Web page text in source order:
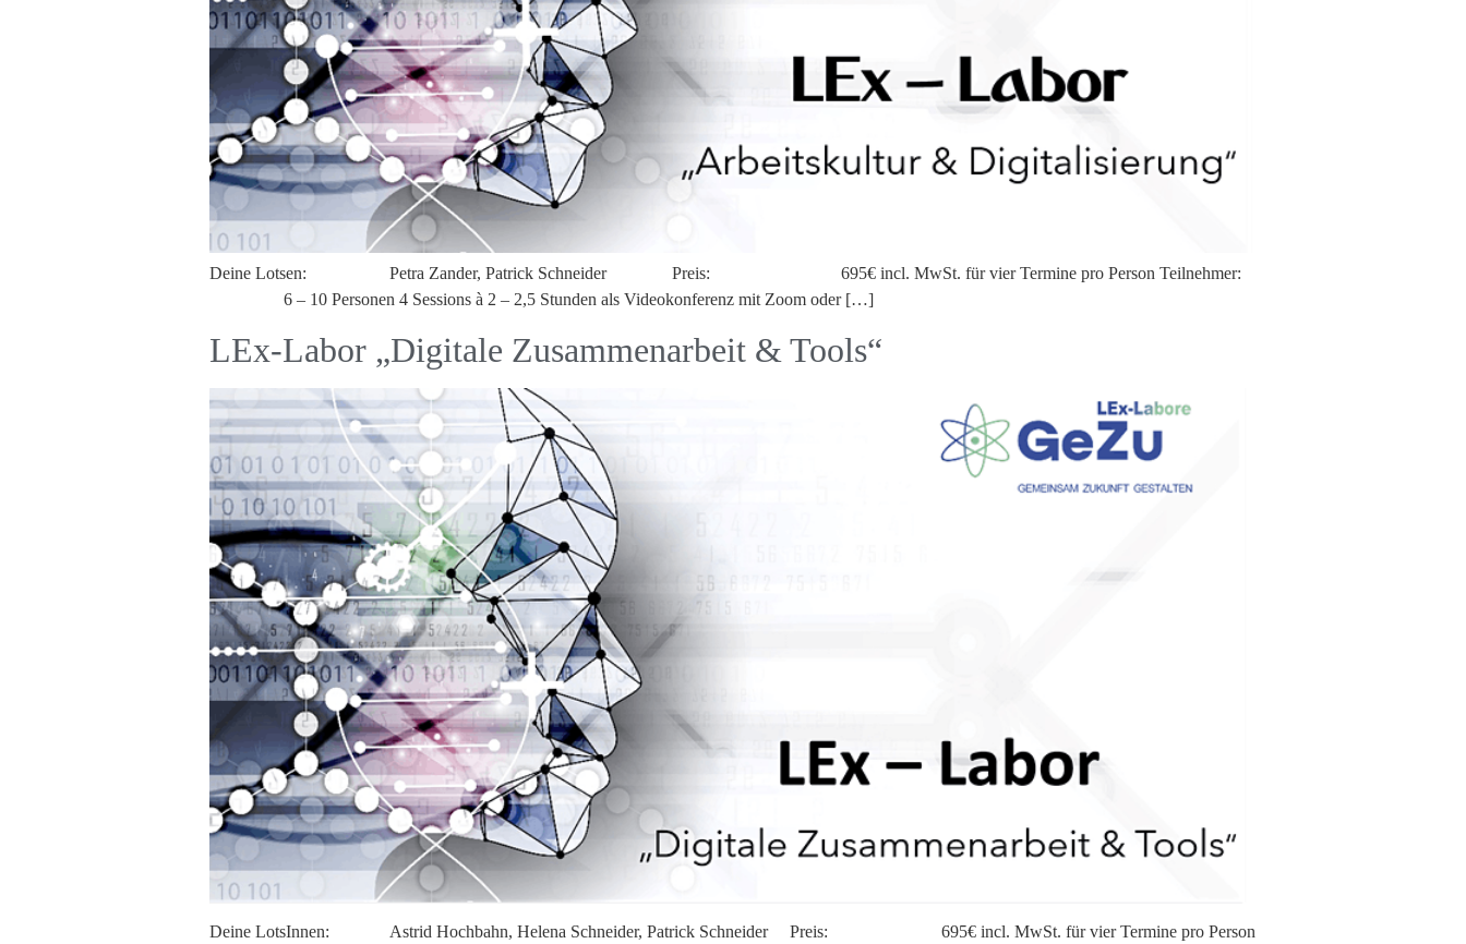
Deine Lotsen: Petra Zander, Patrick Schneider Preis: 695€ incl. MwSt. für vier Termine pro Person Teilnehmer:
6 – 10 Personen 4 Sessions à 2 – 2,5 Stunden als Videokonferenz mit Zoom oder […]
LEx-Labor „Digitale Zusammenarbeit & Tools“
Deine LotsInnen: Astrid Hochbahn, Helena Schneider, Patrick Schneider Preis: 695€ incl. MwSt. für vier Termine pro Person